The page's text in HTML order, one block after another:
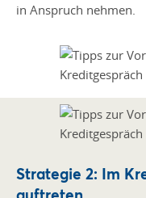
in Anspruch nehmen.
Strategie 2: Im